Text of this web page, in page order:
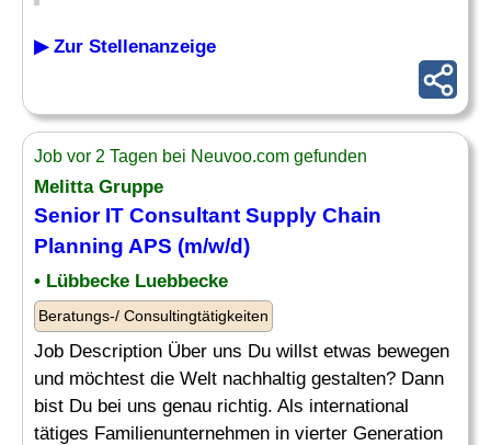
▶ Zur Stellenanzeige
Job vor 2 Tagen bei Neuvoo.com gefunden
Melitta Gruppe
Senior IT Consultant Supply Chain
Planning APS (m/w/d)
• Lübbecke Luebbecke
Beratungs-/ Consultingtätigkeiten
Job Description Über uns Du willst etwas bewegen
und möchtest die Welt nachhaltig gestalten? Dann
bist Du bei uns genau richtig. Als international
tätiges Familienunternehmen in vierter Generation